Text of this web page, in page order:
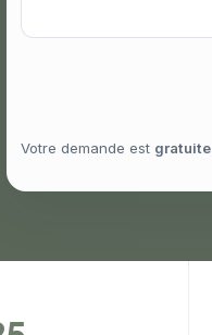
Votre demande est gratuite